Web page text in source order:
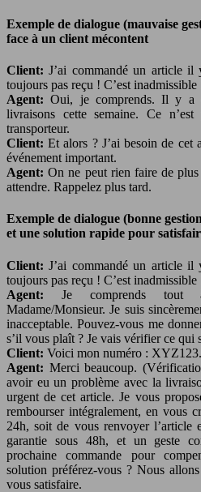
Exemple de dialogue (mauvaise
face à un client mécontent
Client:J’ai commandé un article il
toujours pas reçu ! C’est inadmissible
Agent:Oui, je comprends. Il y a
livraisons cette semaine. Ce
transporteur.
Client:Et alors ? J’ai besoin de cet
événement important.
Agent:On ne peut rien faire de
attendre. Rappelez plus tard.
Exemple de dialogue (bonne
et une solution rapide pour
Client:J’ai commandé un article il
toujours pas reçu ! C’est inadmissible
Agent: Je comprends tout
Madame/Monsieur. Je suis
inacceptable. Pouvez-vous me
s’il vous plaît ? Je vais vérifier ce qui
Client: Voici mon numéro : XYZ123.
Agent: Merci beaucoup.
avoir eu un problème avec la
urgent de cet article. Je vous
rembourser intégralement, en vous
24h, soit de vous renvoyer l’article
garantie sous 48h, et un geste
prochaine commande pour
solution préférez-vous ? Nous
vous satisfaire.